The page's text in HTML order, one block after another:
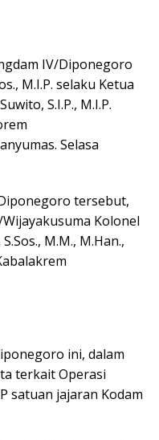
IV/Diponegoro
M.I.P. selaku Ketua
S.I.P., M.I.P.
Selasa
tersebut,
Kolonel
M.M., M.Han.,
ini, dalam
terkait Operasi
satuan jajaran Kodam